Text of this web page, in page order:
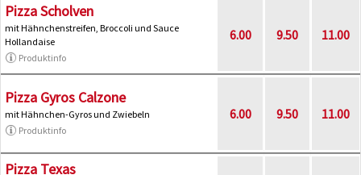
Pizza Scholven
mit Hähnchenstreifen, Broccoli und Sauce
Hollandaise
Produktinfo
6.00 9.50 11.00
Pizza Gyros Calzone
mit Hähnchen-Gyros und Zwiebeln
Produktinfo
6.00 9.50 11.00
Pizza Texas